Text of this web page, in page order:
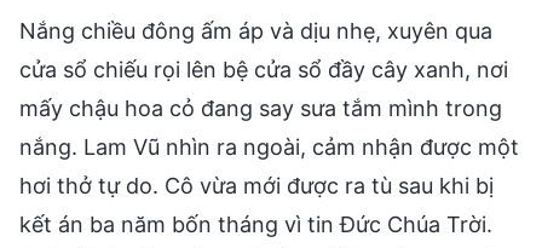
Nắng chiều đông ấm áp và dịu nhẹ, xuyên qua
cửa sổ chiếu rọi lên bệ cửa sổ đầy cây xanh, nơi
mấy chậu hoa cỏ đang say sưa tắm mình trong
nắng. Lam Vũ nhìn ra ngoài, cảm nhận được một
hơi thở tự do. Cô vừa mới được ra tù sau khi bị
kết án ba năm bốn tháng vì tin Đức Chúa Trời.